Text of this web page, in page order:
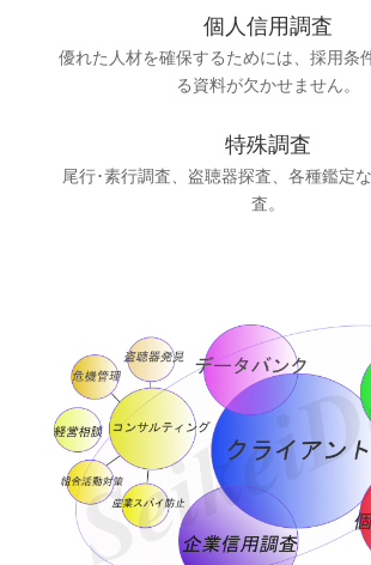
個人信用調査
優れた人材を確保するためには、採用条
る資料が欠かせません。
特殊調査
尾行･素行調査、盗聴器探査、各種鑑定
査。